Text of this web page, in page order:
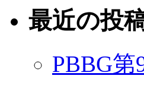
最近の投
PBBG